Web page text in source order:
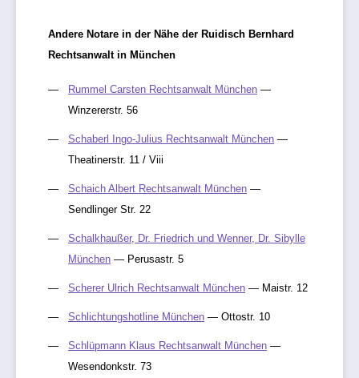
Andere Notare in der Nähe der Ruidisch Bernhard
Rechtsanwalt in München
Rummel Carsten Rechtsanwalt München —
Winzererstr. 56
Schaberl Ingo-Julius Rechtsanwalt München —
Theatinerstr. 11 / Viii
Schaich Albert Rechtsanwalt München —
Sendlinger Str. 22
Schalkhaußer, Dr. Friedrich und Wenner, Dr. Sibylle
München — Perusastr. 5
Scherer Ulrich Rechtsanwalt München — Maistr. 12
Schlichtungshotline München — Ottostr. 10
Schlüpmann Klaus Rechtsanwalt München —
Wesendonkstr. 73